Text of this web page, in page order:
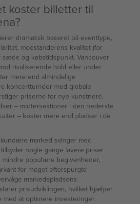
koster billetter til
dramatisk baseret på eventtype,
modstanderens kvalitet (for
sæde og købstidspunkt. Vancouver
rivaliserende hold eller under
mere end almindelige
koncertturnéer med globale
priserne for nye kunstnere.
– midtersektioner i den nederste
– koster mere end pladser i de
marked svinger med
nogle gange lavere priser
mindre populære begivenheder,
for meget efterspurgte
markedspladsens
prisudviklingen, hvilket hjælper
med at optimere investeringer.